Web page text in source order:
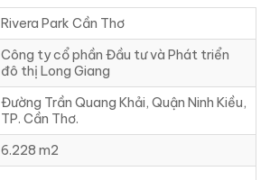
Rivera Park Cần Thơ
Công ty cổ phần Đầu tư và Phát triển
đô thị Long Giang
Đường Trần Quang Khải, Quận Ninh Kiều,
TP. Cần Thơ.
6.228 m2